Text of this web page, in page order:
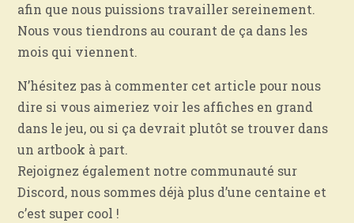
afin que nous puissions travailler sereinement.
Nous vous tiendrons au courant de ça dans les
mois qui viennent.
N’hésitez pas à commenter cet article pour nous
dire si vous aimeriez voir les affiches en grand
dans le jeu, ou si ça devrait plutôt se trouver dans
un artbook à part.
Rejoignez également notre communauté sur
Discord, nous sommes déjà plus d’une centaine et
c’est super cool !